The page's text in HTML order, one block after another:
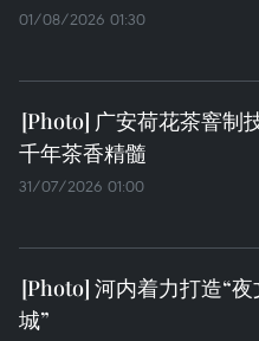
01/08/2026 01:30
广安荷花茶窨
千年茶香精髓
31/07/2026 01:00
河内着力打造“夜
城”